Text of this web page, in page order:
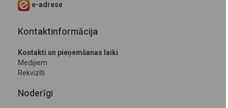
e-adrese
Kontaktinformācija
Kontakti un pieņemšanas laiki
Medijiem
Rekvizīti
Noderīgi